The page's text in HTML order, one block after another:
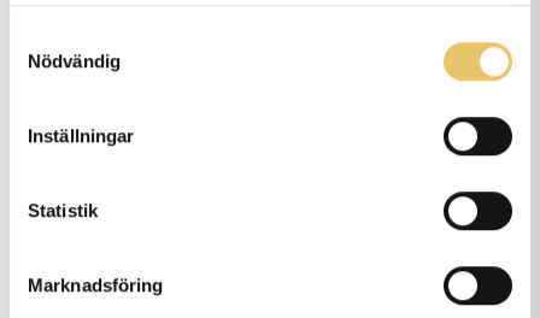
Nödvändig
Inställningar
Statistik
Marknadsföring
Hur många deltagare har ni på